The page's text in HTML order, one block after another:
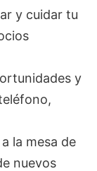
y cuidar tu
y
la mesa de
nuevos